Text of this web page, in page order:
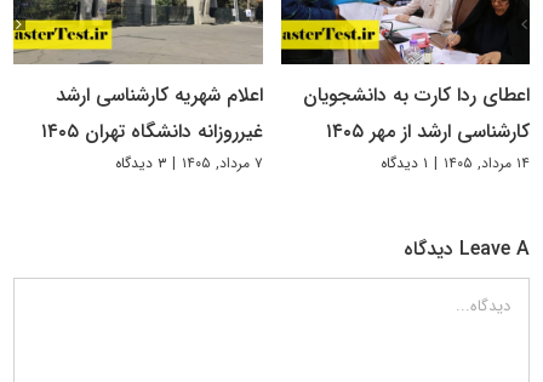
اعطای ردا کارت به دانشجویان
کارشناسی ارشد از مهر ۱۴۰۵
۱۴ مرداد, ۱۴۰۵ | ۱ دیدگاه
اعلام شهریه کارشناسی ارشد
غیرروزانه دانشگاه تهران ۱۴۰۵
۷ مرداد, ۱۴۰۵ | ۳ دیدگاه
Leave A دیدگاه
دیدگاه